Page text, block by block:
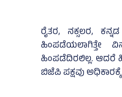
ರೈತರ, ನಕ್ಸಲರ,
ಹಿಂಪಡೆಯಲಾಗಿತ್ತೇ
ಹಿಂಪಡೆದಿರಲಿಲ್ಲ. ಆದರೆ
ಬಿಜೆಪಿ ಪಕ್ಷವು